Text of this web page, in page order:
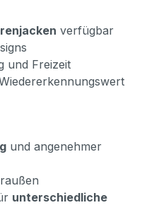
verfügbar
und Freizeit
und angenehmer
unterschiedliche